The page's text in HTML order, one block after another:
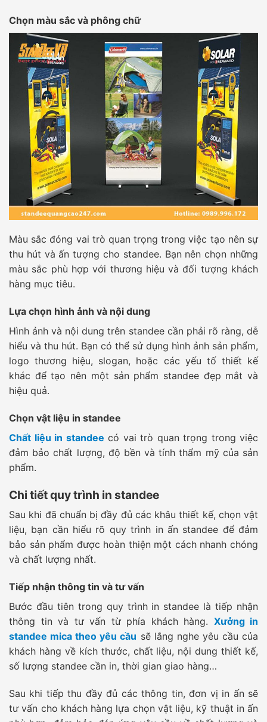
Chọn màu sắc và phông chữ
Màu sắc đóng vai trò quan trọng trong việc tạo nên sự
thu hút và ấn tượng cho standee. Bạn nên chọn những
màu sắc phù hợp với thương hiệu và đối tượng khách
hàng mục tiêu.
Lựa chọn hình ảnh và nội dung
Hình ảnh và nội dung trên standee cần phải rõ ràng, dễ
hiểu và thu hút. Bạn có thể sử dụng hình ảnh sản phẩm,
logo thương hiệu, slogan, hoặc các yếu tố thiết kế
khác để tạo nên một sản phẩm standee đẹp mắt và
hiệu quả.
Chọn vật liệu in standee
Chất liệu in standee có vai trò quan trọng trong việc
đảm bảo chất lượng, độ bền và tính thẩm mỹ của sản
phẩm.
Chi tiết quy trình in standee
Sau khi đã chuẩn bị đầy đủ các khâu thiết kế, chọn vật
liệu, bạn cần hiểu rõ quy trình in ấn standee để đảm
bảo sản phẩm được hoàn thiện một cách nhanh chóng
và chất lượng nhất.
Tiếp nhận thông tin và tư vấn
Bước đầu tiên trong quy trình in standee là tiếp nhận
thông tin và tư vấn từ phía khách hàng. Xưởng in
standee mica theo yêu cầu sẽ lắng nghe yêu cầu của
khách hàng về kích thước, chất liệu, nội dung thiết kế,
số lượng standee cần in, thời gian giao hàng…
Sau khi tiếp thu đầy đủ các thông tin, đơn vị in ấn sẽ
tư vấn cho khách hàng lựa chọn vật liệu, kỹ thuật in ấn